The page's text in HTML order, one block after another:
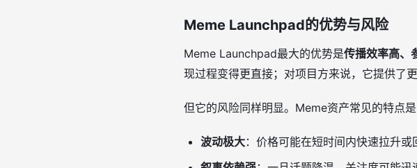
Meme Launchpad的优势与风险
Meme Launchpad最大的优势是传播效率高、
现过程变得更直接；对项目方来说，它提供了
但它的风险同样明显。Meme资产常见的特点是
波动极大：价格可能在短时间内快速拉升或